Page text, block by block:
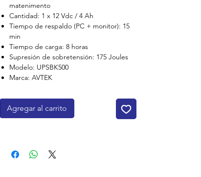
matenimento
Cantidad: 1 x 12 Vdc / 4 Ah
Tiempo de respaldo (PC + monitor): 15
min
Tiempo de carga: 8 horas
Supresión de sobretensión: 175 Joules
Modelo: UPSBK500
Marca: AVTEK
Agregar al carrito